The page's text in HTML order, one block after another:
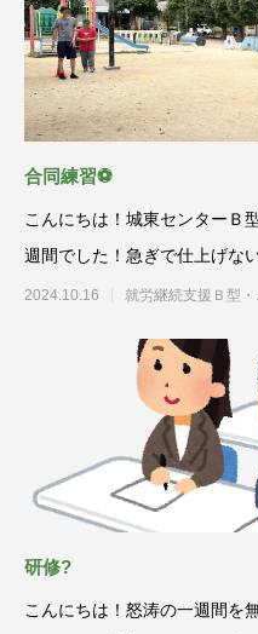
合同練習⚽
こんにちは！城東センターＢ
週間でした！急ぎで仕上げな
ね?
2024.10.16 就労継続支援Ｂ型
研修?
こんにちは！怒涛の一週間を